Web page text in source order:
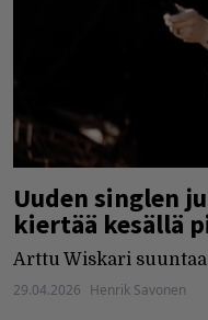
Uuden singlen
kiertää kesällä
Arttu Wiskari
29.04.2026 Henrik Savonen